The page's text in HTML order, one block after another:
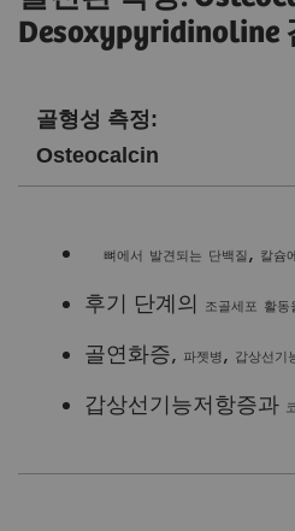
Desoxypyridinoline
골형성 측정:
Osteocalcin
뼈에서 발견되는 단백질 , 칼슘
후기 단계의 조골세포 활동
골연화증, 파젯병 , 갑상선기
갑상선기능저항증과